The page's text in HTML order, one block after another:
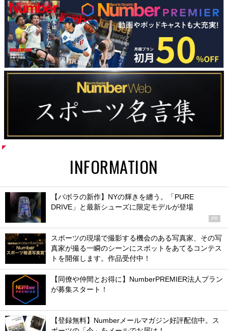
INFORMATION
【バボラの新作】NYの輝きを纏う。「PURE
DRIVE」と最新シューズに限定モデルが登場
PR
スポーツの現場で撮影する機会のある写真家、その写
真家が撮る一瞬のシーンにスポットをあてるコンテス
トを開催します。作品受付中！
【同僚や仲間とお得に】NumberPREMIER法人プラン
が募集スタート！
【登録無料】Numberメールマガジン好評配信中。ス